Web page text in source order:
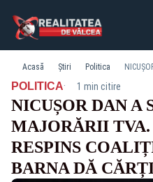
Acasă Știri Politica
POLITICA· 1 min citire
NICUȘOR DAN A
MAJORĂRII
RESPINS
BARNA DĂ